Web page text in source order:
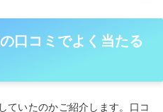
口コミでよく当たる
ていたのかご紹介します。口コ